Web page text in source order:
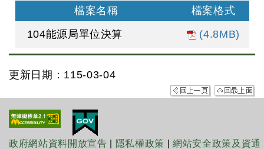
檔案名稱
檔案格式
104能源局單位決算
(4.8MB)
更新日期：115-03-04
政府網站資料開放宣告 隱私權政策 |網站安全政策及資通